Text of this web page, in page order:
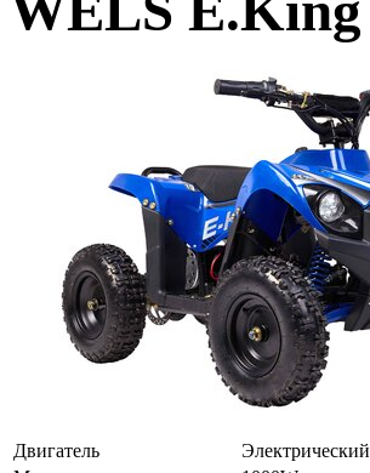
Двигатель
Электрический